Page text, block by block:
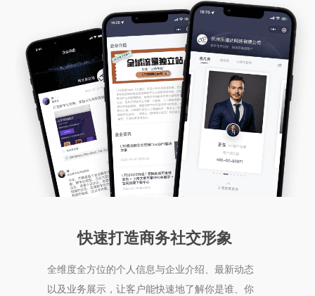
快速打造商务社交形象
全维度全方位的个人信息与企业介绍、最新动态
以及业务展示，让客户能快速地了解你是谁、你